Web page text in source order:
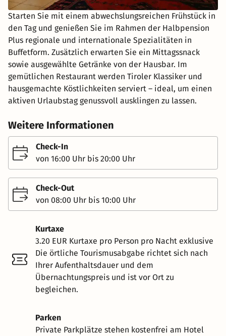
Starten Sie mit einem abwechslungsreichen Frühstück in
den Tag und genießen Sie im Rahmen der Halbpension
Plus regionale und internationale Spezialitäten in
Buffetform. Zusätzlich erwarten Sie ein Mittagssnack
sowie ausgewählte Getränke von der Hausbar. Im
gemütlichen Restaurant werden Tiroler Klassiker und
hausgemachte Köstlichkeiten serviert – ideal, um einen
aktiven Urlaubstag genussvoll ausklingen zu lassen.
Weitere Informationen
Check-In
von 16:00 Uhr bis 20:00 Uhr
Check-Out
von 08:00 Uhr bis 10:00 Uhr
Kurtaxe
3.20 EUR Kurtaxe pro Person pro Nacht exklusive
Die örtliche Tourismusabgabe richtet sich nach
Ihrer Aufenthaltsdauer und dem
Übernachtungspreis und ist vor Ort zu
begleichen.
Parken
Private Parkplätze stehen kostenfrei am Hotel